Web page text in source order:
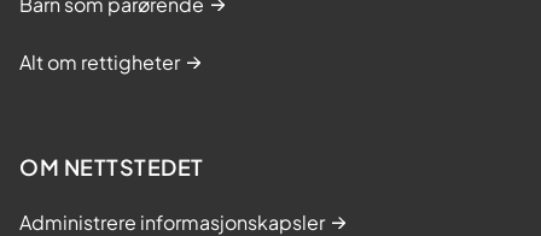
Alt om rettigheter
OM NETTSTEDET
Administrere informasjonskapsler